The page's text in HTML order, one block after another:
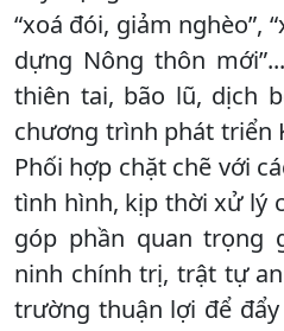
“xoá đói, giảm nghèo”,
dựng Nông thôn
thiên tai, bão lũ, dịch
chương trình phát triển
Phối hợp chặt chẽ với
tình hình, kịp thời xử lý
góp phần quan trọng
ninh chính trị, trật tự
trường thuận lợi để